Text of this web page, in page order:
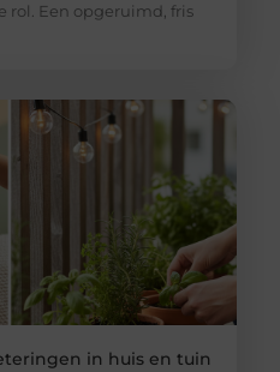
rol. Een opgeruimd, fris
in huis en tuin